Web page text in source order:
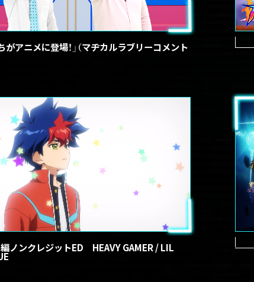
がアニメに登場！」（マヂカルラブリーコメント
ノンクレジットED HEAVY GAMER / LIL